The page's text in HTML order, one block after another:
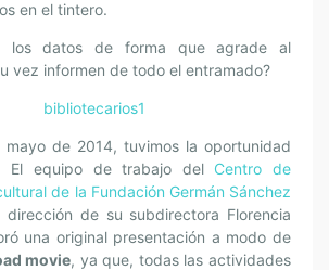
en el tintero.
los datos de forma que agrade al
vez informen de todo el entramado?
mayo de 2014, tuvimos la oportunidad
El equipo de trabajo del Centro de
de la Fundación Germán Sánchez
dirección de su subdirectora Florencia
una original presentación a modo de
movie, ya que, todas las actividades